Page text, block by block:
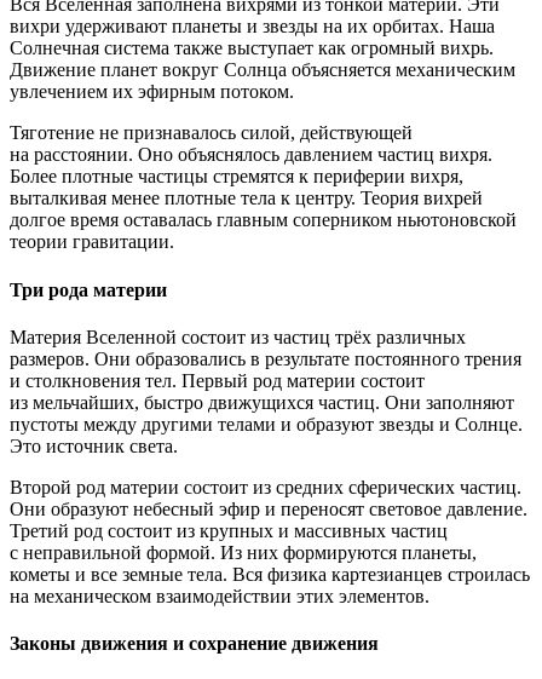
Вся Вселенная заполнена вихрями из тонкой материи. Эти
вихри удерживают планеты и звезды на их орбитах. Наша
Солнечная система также выступает как огромный вихрь.
Движение планет вокруг Солнца объясняется механическим
увлечением их эфирным потоком.
Тяготение не признавалось силой, действующей
на расстоянии. Оно объяснялось давлением частиц вихря.
Более плотные частицы стремятся к периферии вихря,
выталкивая менее плотные тела к центру. Теория вихрей
долгое время оставалась главным соперником ньютоновской
теории гравитации.
Три рода материи
Материя Вселенной состоит из частиц трёх различных
размеров. Они образовались в результате постоянного трения
и столкновения тел. Первый род материи состоит
из мельчайших, быстро движущихся частиц. Они заполняют
пустоты между другими телами и образуют звезды и Солнце.
Это источник света.
Второй род материи состоит из средних сферических частиц.
Они образуют небесный эфир и переносят световое давление.
Третий род состоит из крупных и массивных частиц
с неправильной формой. Из них формируются планеты,
кометы и все земные тела. Вся физика картезианцев строилась
на механическом взаимодействии этих элементов.
Законы движения и сохранение движения